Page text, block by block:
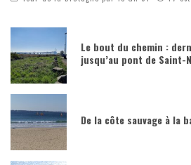
Le bout du chemin :
jusqu’au pont de Saint-
De la côte sauvage à la